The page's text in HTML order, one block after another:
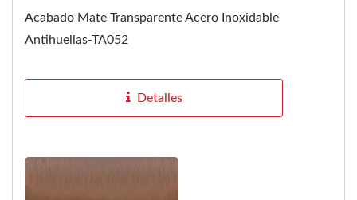
Acabado Mate Transparente Acero Inoxidable
Antihuellas-TA052
Detalles